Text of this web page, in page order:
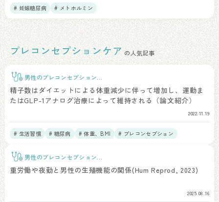
# 妊娠糖尿病 # メトホルミン
プレコンセプションケア の人気記事
男性のプレコンセプションケ
ア
精子数はダイエットによる体重減少に伴って増加し、運動ま
たはGLP-1アナログ治療によって維持される（論文紹介）
2022.11.19
# 生活習慣 # 糖尿病 # 体重、BMI
# プレコンセプション
男性のプレコンセプションケ
ア
重労働や夜勤と男性の生殖機能の関係(Hum Reprod, 2023)
2025.08.16